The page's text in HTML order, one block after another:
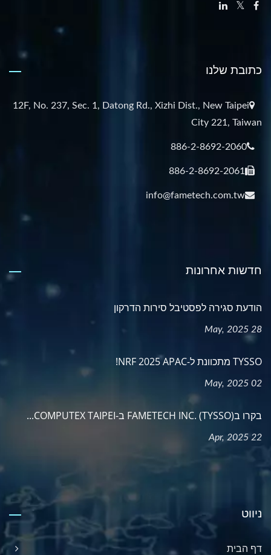
כתובת שלנו
12F, No. 237, Sec. 1, Datong Rd., Xizhi Dist., New Taipei
City 221, Taiwan
886-2-8692-2060
886-2-8692-2061
info@fametech.com.tw
חדשות אחרונות
הודעת סגירה לפסטיבל סירות הדרקון
28 May, 2025
TYSSO מתכוונת ל-NRF 2025 APAC!
02 May, 2025
בקרו בFAMETECH INC. (TYSSO) ב-COMPUTEX TAIPEI...
22 Apr, 2025
ניווט
דף הבית